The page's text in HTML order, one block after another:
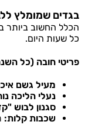
בגדים שמומלץ
הכלל החשוב ביותר
כל שעות היום.
פריטי חובה (כל
מעיל גשם
נעלי הליכה
סגנון לבוש
שכבות קלות: